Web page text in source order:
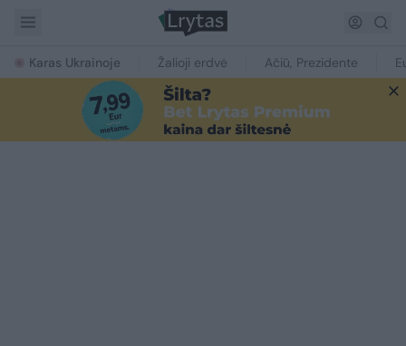
Karas Ukrainoje Žalioji erdvė Ačiū, Prezidente